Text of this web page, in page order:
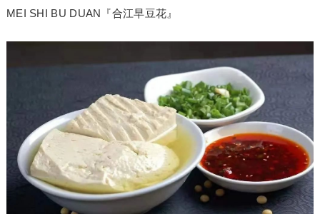
MEI SHI BU DUAN『合江早豆花』